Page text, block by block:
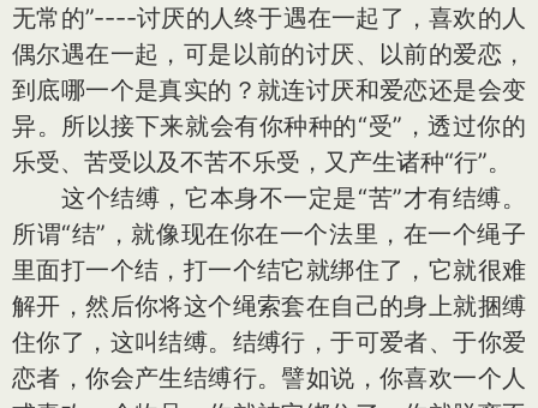
无常的”----讨厌的人终于遇在一起了，喜欢的人
偶尔遇在一起，可是以前的讨厌、以前的爱恋，
到底哪一个是真实的？就连讨厌和爱恋还是会变
异。所以接下来就会有你种种的“受”，透过你的
乐受、苦受以及不苦不乐受，又产生诸种“行”。
这个结缚，它本身不一定是“苦”才有结缚。
所谓“结”，就像现在你在一个法里，在一个绳子
里面打一个结，打一个结它就绑住了，它就很难
解开，然后你将这个绳索套在自己的身上就捆缚
住你了，这叫结缚。结缚行，于可爱者、于你爱
恋者，你会产生结缚行。譬如说，你喜欢一个人